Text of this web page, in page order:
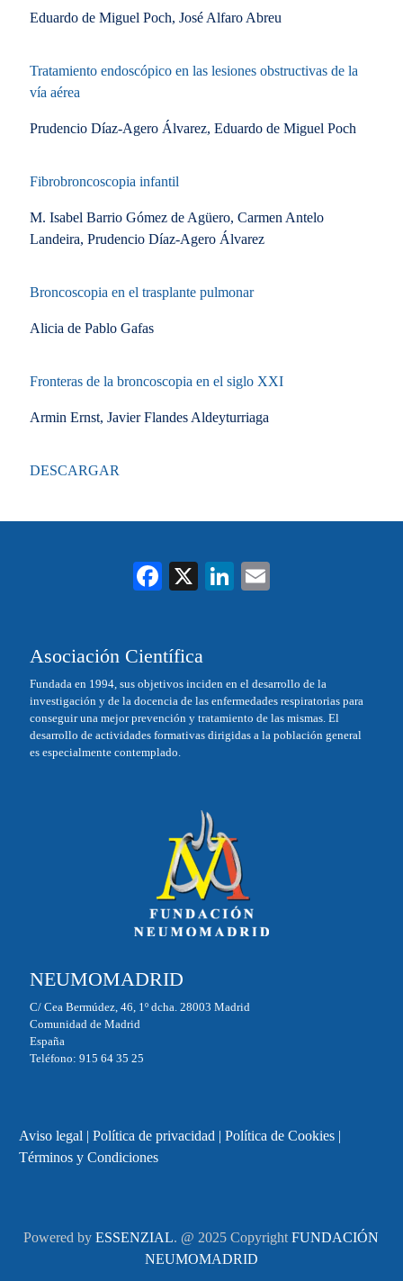
Eduardo de Miguel Poch, José Alfaro Abreu
Tratamiento endoscópico en las lesiones obstructivas de la
vía aérea
Prudencio Díaz-Agero Álvarez, Eduardo de Miguel Poch
Fibrobroncoscopia infantil
M. Isabel Barrio Gómez de Agüero, Carmen Antelo
Landeira, Prudencio Díaz-Agero Álvarez
Broncoscopia en el trasplante pulmonar
Alicia de Pablo Gafas
Fronteras de la broncoscopia en el siglo XXI
Armin Ernst, Javier Flandes Aldeyturriaga
DESCARGAR
Fa
ok
X
Li
Asociación Científica
Fundada en 1994, sus objetivos inciden en el desarrollo de la
investigación y de la docencia de las enfermedades respiratorias para
conseguir una mejor prevención y tratamiento de las mismas. El
desarrollo de actividades formativas dirigidas a la población general
es especialmente contemplado.
NEUMOMADRID
C/ Cea Bermúdez, 46, 1º dcha. 28003 Madrid
Comunidad de Madrid
España
Teléfono: 915 64 35 25
Aviso legal | Política de privacidad | Política de Cookies|
Términos y Condiciones
Powered byESSENZIAL. @ 2025 CopyrightFUNDACIÓN
NEUMOMADRID